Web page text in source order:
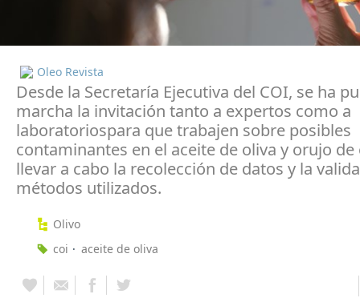
Oleo Revista
Desde la Secretaría Ejecutiva del COI, se ha
marcha la invitación tanto a expertos como a
laboratoriospara que trabajen sobre posibles
contaminantes en el aceite de oliva y orujo de
llevar a cabo la recolección de datos y la
métodos utilizados.
Olivo
coi
aceite de oliva